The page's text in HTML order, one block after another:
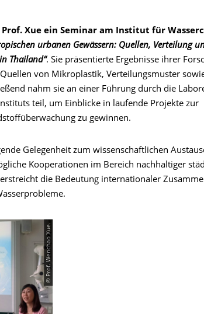
Prof. Xue ein Seminar am Institut für
urbanen Gewässern: Quellen, Verteilung
Thailand“. Sie präsentierte Ergebnisse ihrer
von Mikroplastik, Verteilungsmuster
nahm sie an einer Führung durch die
teil, um Einblicke in laufende Projekte zur
zu gewinnen.
Gelegenheit zum wissenschaftlichen
Kooperationen im Bereich nachhaltiger
die Bedeutung internationaler
© Prof. Wenchao Xue.